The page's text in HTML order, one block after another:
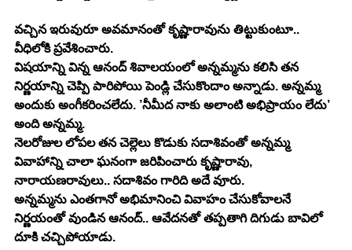
వచ్చిన ఇరువురూ అవమానంతో కృష్ణారావును తిట్టుకుంటూ..
వీధిలోకి ప్రవేశించారు.
విషయాన్ని విన్న ఆనంద్ శివాలయంలో అన్నమ్మను కలిసి తన
నిర్ణయాన్ని చెప్పి పారిపోయి పెండ్లి చేసుకొందాం అన్నాడు. అన్నమ్మ
అందుకు అంగీకరించలేదు. ’నీమీద నాకు అలాంటి అభిప్రాయం లేదు’
అంది అన్నమ్మ.
నెలరోజుల లోపల తన చెల్లెలు కొడుకు సదాశివంతో అన్నమ్మ
వివాహాన్ని చాలా ఘనంగా జరిపించారు కృష్ణారావు,
నారాయణరావులు.. సదాశివం గారిది అదే వూరు.
అన్నమ్మను ఎంతగానో అభిమానించి వివాహం చేసుకోవాలనే
నిర్ణయంతో వుండిన ఆనంద్.. ఆవేదనతో తప్పతాగి దిగుడు బావిలో
దూకి చచ్చిపోయాడు.